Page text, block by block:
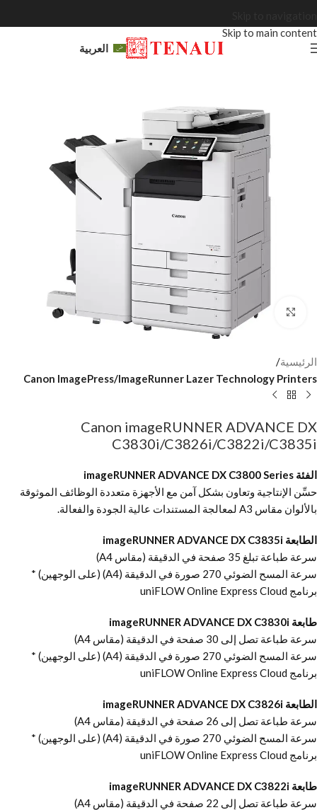
Skip to main content
العربية
Click to enlarge
الرئيسية
Canon ImagePress/ImageRunner Lazer Technology Printers
Canon imageRUNNER ADVANCE DX
C3830i/C3826i/C3822i/C3835i
الفئة imageRUNNER ADVANCE DX C3800 Series
حسِّن الإنتاجية وتعاون بشكل آمن مع الأجهزة متعددة الوظائف الموثوقة
بالألوان مقاس A3 لمعالجة المستندات عالية الجودة والفعالة.
الطابعة imageRUNNER ADVANCE DX C3835i
سرعة طباعة تبلغ 35 صفحة في الدقيقة (مقاس A4)
سرعة المسح الضوئي 270 صورة في الدقيقة (A4) (على الوجهين) *
برنامج uniFLOW Online Express Cloud
طابعة imageRUNNER ADVANCE DX C3830i
سرعة طباعة تصل إلى 30 صفحة في الدقيقة (مقاس A4)
سرعة المسح الضوئي 270 صورة في الدقيقة (A4) (على الوجهين) *
برنامج uniFLOW Online Express Cloud
الطابعة imageRUNNER ADVANCE DX C3826i
سرعة طباعة تصل إلى 26 صفحة في الدقيقة (مقاس A4)
سرعة المسح الضوئي 270 صورة في الدقيقة (A4) (على الوجهين) *
برنامج uniFLOW Online Express Cloud
طابعة imageRUNNER ADVANCE DX C3822i
سرعة طباعة تصل إلى 22 صفحة في الدقيقة (مقاس A4)